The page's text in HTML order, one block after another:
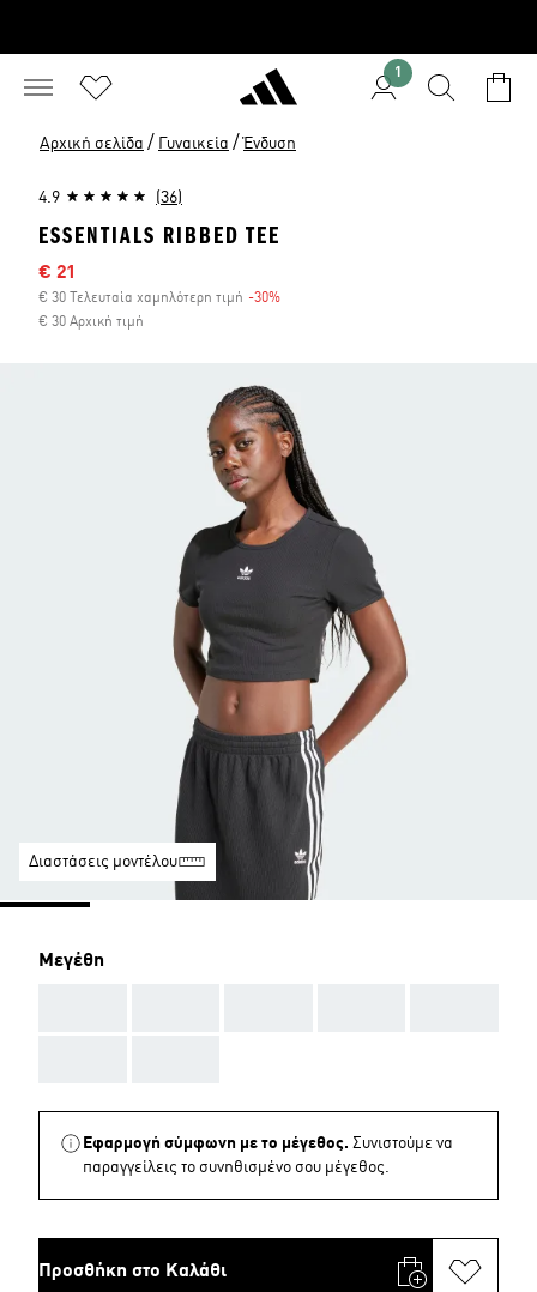
1
Αρχική σελίδα / Γυναικεία / Ένδυση
4.9 (36)
ESSENTIALS RIBBED TEE
Τιμή έκπτωσης
€ 21
€ 30 Τελευταία χαμηλότερη τιμή -30%
€ 30 Αρχική τιμή
Διαστάσεις μοντέλου
Μεγέθη
Εφαρμογή σύμφωνη με το μέγεθος. Συνιστούμε να
παραγγείλεις το συνηθισμένο σου μέγεθος.
Προσθήκη στο Καλάθι